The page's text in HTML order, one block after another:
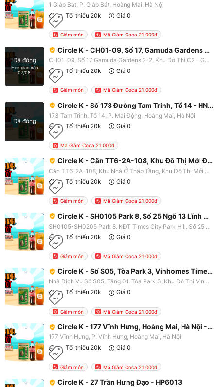
1 Giáp Bát, P. Giáp Bát, Hoàng Mai, Hà Nội
Tối thiểu 20k
Giá 0
Giảm món Mã Giảm Coca 21.000đ
Đã đóng
Hẹn giao vào
07/08
Circle K - CH01-09, Số 17, Gamuda Gardens 2-2, Khu Đô Thị C2 - HN2263
CH01-09, Số 17 Gamuda Gardens 2-2, Khu Đô Thị C2 - Gamuda Gardens, P. Trần Phú, Hoàng Mai, Hà Nội
Tối thiểu 20k
Giá 0
Giảm món Mã Giảm Coca 21.000đ
Đã đóng
Circle K - Số 173 Đường Tam Trinh, Tổ 14 - HN2208
173 Tam Trinh, Tổ 14, P. Mai Động, Hoàng Mai, Hà Nội
Tối thiểu 20k
Giá 0
Mã Giảm Coca 21.000đ
Circle K - Căn TT6-2A-108, Khu Đô Thị Mới Đại Kim - HN2258
Căn TT6-2A-108, Khu Nhà Ở Thấp Tầng, Khu Đô Thị Mới Đại Kim, P. Định Công, Hoàng Mai, Hà Nội
Tối thiểu 20k
Giá 0
Giảm món Mã Giảm Coca 21.000đ
Circle K - SH0105 Park 8, Số 25 Ngõ 13 Lĩnh Nam - HN2189
SH0105-SH0205 Park 8, KĐT Times City Park Hill, Số 25 Ngõ 13 Lĩnh Nam, P. Mai Động, Hoàng Mai, Hà Nội
Tối thiểu 20k
Giá 0
Giảm món Mã Giảm Coca 21.000đ
Circle K - Số S05, Tòa Park 3, Vinhomes Time City Park Hill - HN2221
Nhà Dịch Vụ Số S05, Tầng 01, Tòa Park 3, Khu Đô Thị Vinhomes Time City Park Hill, 25 Ngõ 13 Lĩnh Nam, P. Mai Động, Hoàng Mai, Hà Nội
Tối thiểu 20k
Giá 0
Giảm món Mã Giảm Coca 21.000đ
Circle K - 177 Vĩnh Hưng, Hoàng Mai, Hà Nội - HN2250
177 Vĩnh Hưng, P. Vĩnh Hưng, Hoàng Mai, Hà Nội
Tối thiểu 20k
Giá 0
Giảm món Mã Giảm Coca 21.000đ
Circle K - 27 Trần Hưng Đạo - HP6013